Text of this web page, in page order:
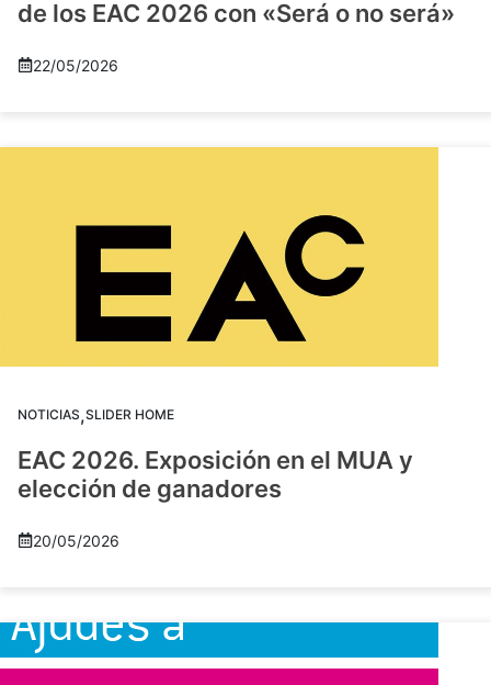
de los EAC 2026 con «Será o no será»
22/05/2026
NOTICIAS,SLIDER HOME
EAC 2026. Exposición en el MUA y
elección de ganadores
20/05/2026